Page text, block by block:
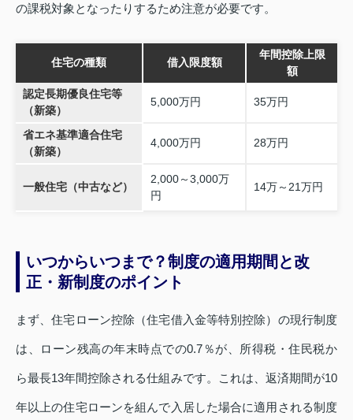
の課税対象となったりするため注意が必要です。
住宅の種類 借入限度額
年間控除上限
額
認定長期優良住宅等
（新築）
5,000万円 35万円
省エネ基準適合住宅
（新築）
4,000万円 28万円
一般住宅（中古など）
2,000～3,000万
円
14万～21万円
いつからいつまで？制度の適用期間と改
正・新制度のポイント
まず、住宅ローン控除（住宅借入金等特別控除）の現行制度
は、ローン残高の年末時点での0.7％が、所得税・住民税か
ら最長13年間控除される仕組みです。これは、返済期間が10
年以上の住宅ローンを組んで入居した場合に適用される制度